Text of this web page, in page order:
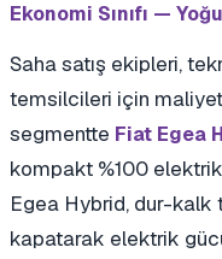
Ekonomi Sınıfı —
Saha satış ekipleri,
temsilcileri için maliyet
segmentte Fiat Egea
kompakt %100
Egea Hybrid, dur-kalk
kapatarak elektrik